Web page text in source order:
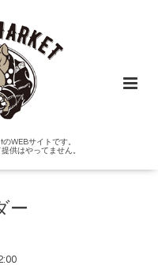
WEBサイトです。
供はやってません。
ー